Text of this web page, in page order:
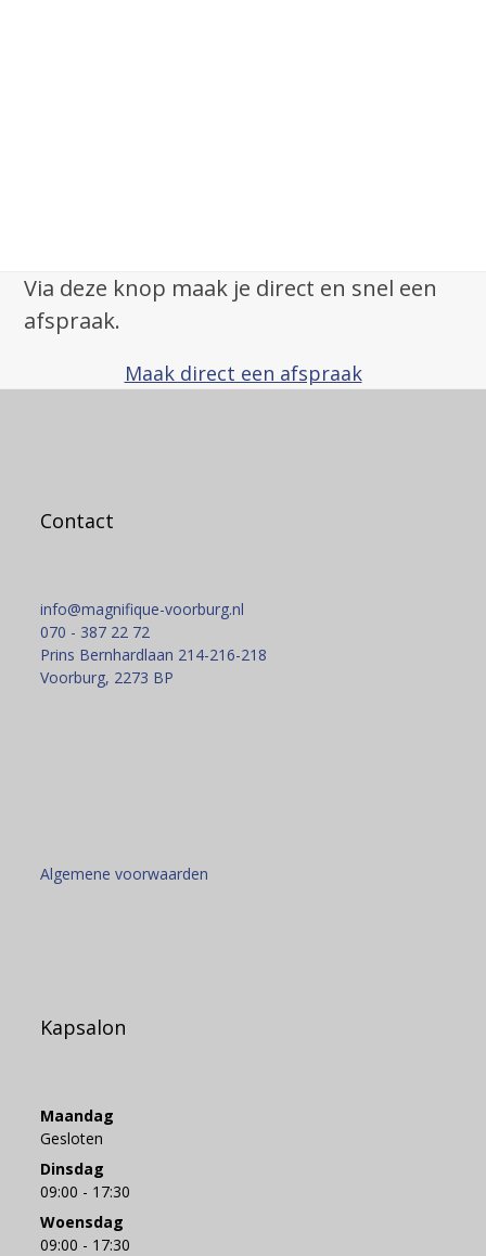
Via deze knop maak je direct en snel een
afspraak.
Maak direct een afspraak
Contact
info@magnifique-voorburg.nl
070 - 387 22 72
Prins Bernhardlaan 214-216-218
Voorburg, 2273 BP
Algemene voorwaarden
Kapsalon
Maandag
Gesloten
Dinsdag
09:00 - 17:30
Woensdag
09:00 - 17:30